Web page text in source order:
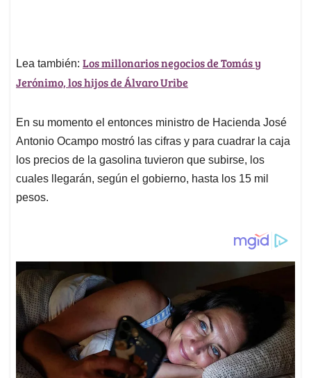
Lea también: Los millonarios negocios de Tomás y
Jerónimo, los hijos de Álvaro Uribe
En su momento el entonces ministro de Hacienda José
Antonio Ocampo mostró las cifras y para cuadrar la caja
los precios de la gasolina tuvieron que subirse, los
cuales llegarán, según el gobierno, hasta los 15 mil
pesos.